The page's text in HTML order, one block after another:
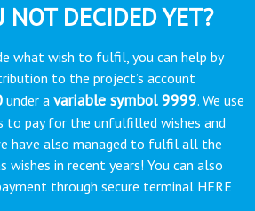
NOT DECIDED YET?
what wish to fulfil, you can help by
to the project’s account
under a variable symbol 9999. We use
to pay for the unfulfilled wishes and
have also managed to fulfil all the
wishes in recent years! You can also
through secure terminal HERE